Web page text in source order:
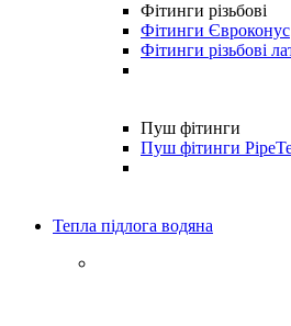
Фітинги різьбові
Фітинги Євроконус
Фітинги різьбові
Пуш фітинги
Пуш фітинги
Тепла підлога водяна